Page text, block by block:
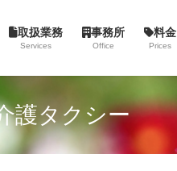
取扱業務
Services
事務所
Office
料金
Prices
護タクシー